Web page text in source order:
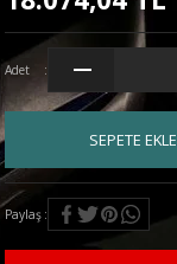
Adet
SEPETE EKLE
Paylaş